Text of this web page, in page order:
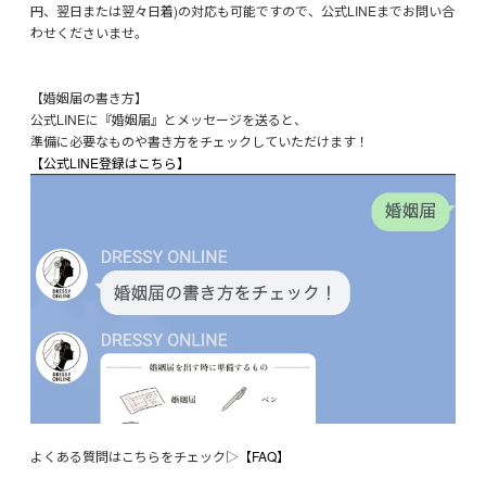
円、翌日または翌々日着)の対応も可能ですので、公式LINEまでお問い合
わせくださいませ。
【婚姻届の書き方】
公式LINEに『婚姻届』とメッセージを送ると、
準備に必要なものや書き方をチェックしていただけます！
【公式LINE登録はこちら】
よくある質問はこちらをチェック▷ 【FAQ】